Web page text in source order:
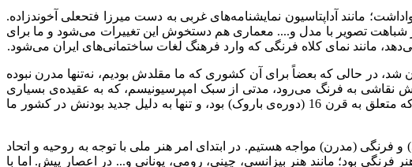
مانند آداپتاسیون نمایشنامه‌های غربی به دست میرزا فتحعلی آخوندزاده.
شباهت تصویر با مدل و.... معماری هم دستخوش این تغییرات می‌شود و ما برای
مانند نمای کلاه فرنگی که وارد فرهنگ لغات ساختمانی‌های ایران می‌شود.
شد، در حالی که بعضاً برای آن کشوری که ما مقلدش بودیم، نه‌تنها مدرن نبوده
نقاشی به فرنگ می‌رود، مدتی از سبک امپرسیونیسم، که به عقیده‌ی بسیاری
آغازگر هنر مدرن است، می‌گذرد، اما با کمال تعجب او متأثر از این آثار مدرن نمی‌شود و تحت تأثیر آثار رامبراند قرار می‌گیرد، که متعلق به قرن 16 (دوره‌ی باروک) بود، و تنها به دلیل جدید بودنش در کشور ما
(مدرن) مواجه هستیم. در ابتدای امر هنر ملی با توجه به روحیه و اتحاد
بود؛ مانند هنر بیزانسی، چینی، رومی، یونانی و... در اعصار پیش. اما با